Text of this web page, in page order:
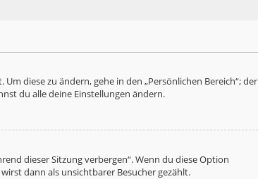
diese zu ändern, gehe in den „Persönlichen Bereich“; der
du alle deine Einstellungen ändern.
dieser Sitzung verbergen“. Wenn du diese Option
dann als unsichtbarer Besucher gezählt.